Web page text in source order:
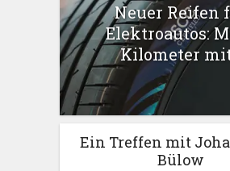
Neuer Reifen
Elektroautos:
Kilometer
Ein Treffen mit
Bülow